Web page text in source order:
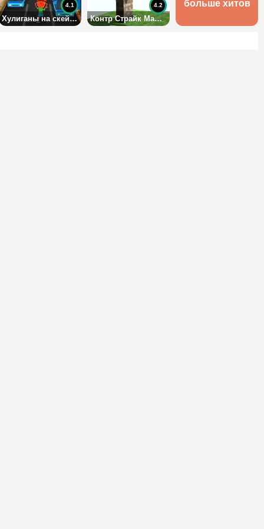
Хулиганы на скейтах
4.1
Контр Страйк Майнкрафт
4.2
больше хитов